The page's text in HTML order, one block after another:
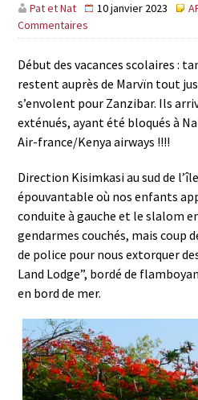
Pat et Nat 10 janvier 2023
Commentaires
Début des vacances scolaires :
restent auprès de Marvïn tout
s’envolent pour Zanzibar. Ils
exténués, ayant été bloqués à
Air-france/Kenya airways !!!!
Direction Kisimkasi au sud de
épouvantable où nos enfants
conduite à gauche et le slalom
gendarmes couchés, mais coup
de police pour nous extorquer
Land Lodge”, bordé de
en bord de mer.